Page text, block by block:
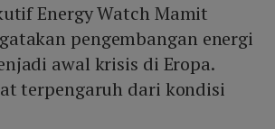
Energy Watch Mamit
pengembangan energi
awal krisis di Eropa.
terpengaruh dari kondisi